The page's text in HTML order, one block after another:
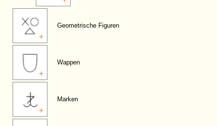
Geometrische Figuren
Wappen
Marken